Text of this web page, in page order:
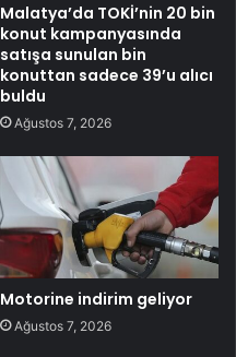
Malatya’da TOKİ’nin 20 bin
konut kampanyasında
satışa sunulan bin
konuttan sadece 39’u alıcı
buldu
Ağustos 7, 2026
Motorine indirim geliyor
Ağustos 7, 2026